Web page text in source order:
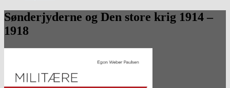
Sønderjyderne og Den store krig 1914 –
1918